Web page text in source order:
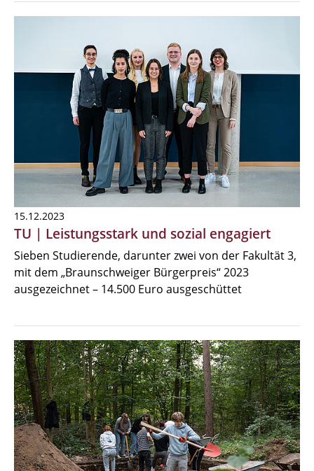
15.12.2023
TU | Leistungsstark und sozial engagiert
Sieben Studierende, darunter zwei von der Fakultät 3,
mit dem „Braunschweiger Bürgerpreis“ 2023
ausgezeichnet – 14.500 Euro ausgeschüttet